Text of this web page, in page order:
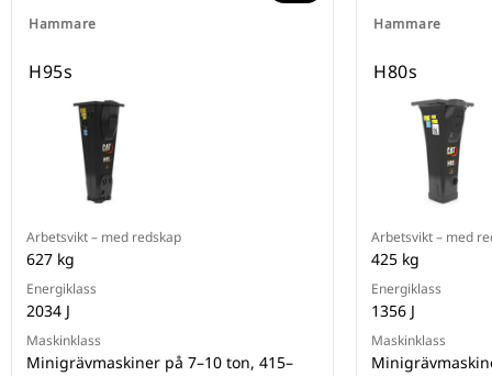
Hammare
H95s
Arbetsvikt – med redskap
627 kg
Energiklass
2034 J
Maskinklass
Minigrävmaskiner på 7–10 ton, 415–
Hammare
H80s
Arbetsvikt – med
425 kg
Energiklass
1356 J
Maskinklass